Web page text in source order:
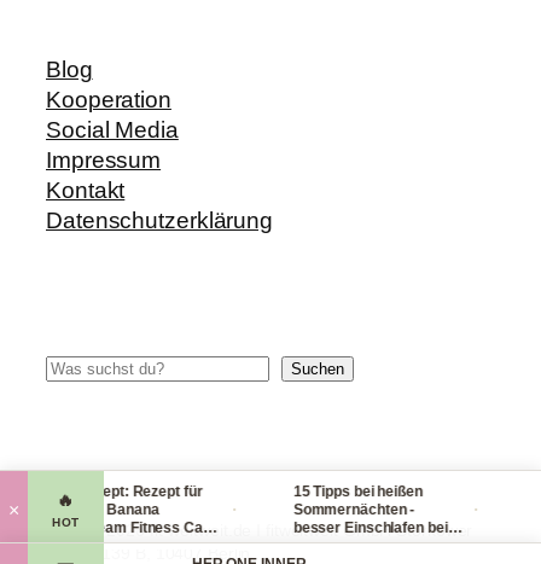
Blog
Kooperation
Social Media
Impressum
Kontakt
Datenschutzerklärung
Suchen Suchen
© 2014-2026 fit-weltweit.de I fitweltweit GmbH Storkower
× 🔥
HOT
Blitzrezept: Rezept für
leckere Banana
Nicecream Fitness Carb
Eiscream
15 Tipps bei heißen
Sommernächten -
besser Einschlafen bei
Hitze (Tag & Nacht)